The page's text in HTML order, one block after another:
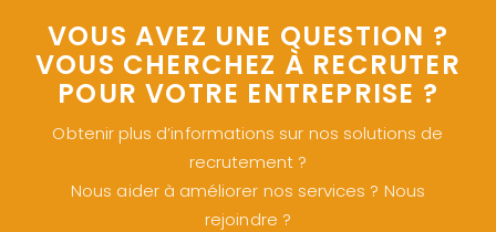
VOUS AVEZ UNE QUESTION ?
VOUS CHERCHEZ À RECRUTER
POUR VOTRE ENTREPRISE ?
Obtenir plus d’informations sur nos solutions de
recrutement ?
Nous aider à améliorer nos services ? Nous
rejoindre ?